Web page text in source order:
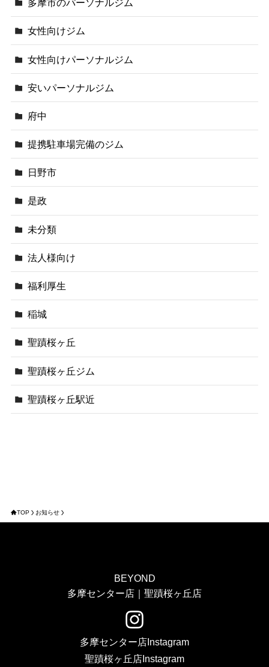
多摩市のパーソナルジム
女性向けジム
女性向けパーソナルジム
安いパーソナルジム
府中
提携駐車場完備のジム
日野市
是政
未分類
法人様向け
福利厚生
稲城
聖蹟桜ヶ丘
聖蹟桜ヶ丘ジム
聖蹟桜ヶ丘駅近
TOP お知らせ
BEYOND
多摩センター店｜聖蹟桜ヶ丘店
多摩センター店Instagram
聖蹟桜ヶ丘店Instagram